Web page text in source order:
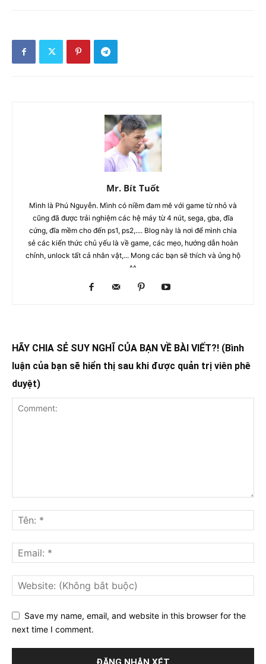
Mr. Bít Tuốt
Mình là Phú Nguyễn. Mình có niềm đam mê với game từ nhỏ và
cũng đã được trải nghiệm các hệ máy từ 4 nút, sega, gba, đĩa
cứng, đĩa mềm cho đến ps1, ps2,.... Blog này là nơi để mình chia
sẻ các kiến thức chủ yếu là về game, các mẹo, hướng dẫn hoàn
chỉnh, unlock tất cả nhân vật,... Mong các bạn sẽ thích và ủng hộ
^^
HÃY CHIA SẺ SUY NGHĨ CỦA BẠN VỀ BÀI VIẾT?! (Bình
luận của bạn sẽ hiển thị sau khi được quản trị viên phê
duyệt)
Save my name, email, and website in this browser for the
next time I comment.